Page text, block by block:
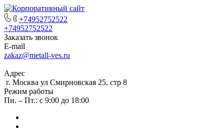
+74952752522
+74952752522
Заказать звонок
E-mail
zakaz@metall-ves.ru
Адрес
г. Москва ул Смирновская 25, стр 8
Режим работы
Пн. – Пт.: с 9:00 до 18:00